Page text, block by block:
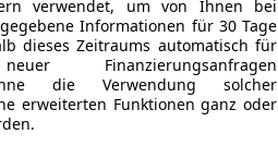
verwendet, um von Ihnen bei
Informationen für 30 Tage
dieses Zeitraums automatisch für
Finanzierungsanfragen
die Verwendung solcher
erweiterten Funktionen ganz oder